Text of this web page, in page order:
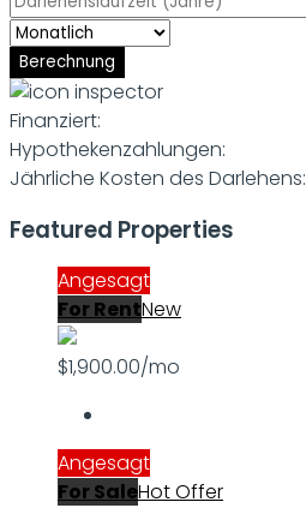
Berechnung
Finanziert:
Hypothekenzahlungen:
Jährliche Kosten des Darlehens:
Featured Properties
Angesagt
For RentNew
$1,900.00/mo
Angesagt
For SaleHot Offer